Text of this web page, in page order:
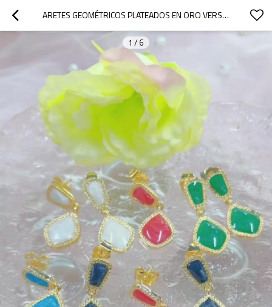
ARETES GEOMÉTRICOS PLATEADOS EN ORO VERSÁTILES DE 18 QUILATES | JOYERÍA DE COBRE PARA MUJERES A GRANEL MOQ 12 PARA BODA
1 / 6